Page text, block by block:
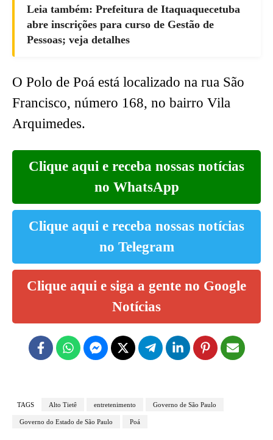
Leia também: Prefeitura de Itaquaquecetuba
abre inscrições para curso de Gestão de
Pessoas; veja detalhes
O Polo de Poá está localizado na rua São
Francisco, número 168, no bairro Vila
Arquimedes.
Clique aqui e receba nossas notícias
no WhatsApp
Clique aqui e receba nossas notícias
no Telegram
Clique aqui e siga a gente no Google
Notícias
TAGS Alto Tietê entretenimento Governo de São Paulo
Governo do Estado de São Paulo Poá